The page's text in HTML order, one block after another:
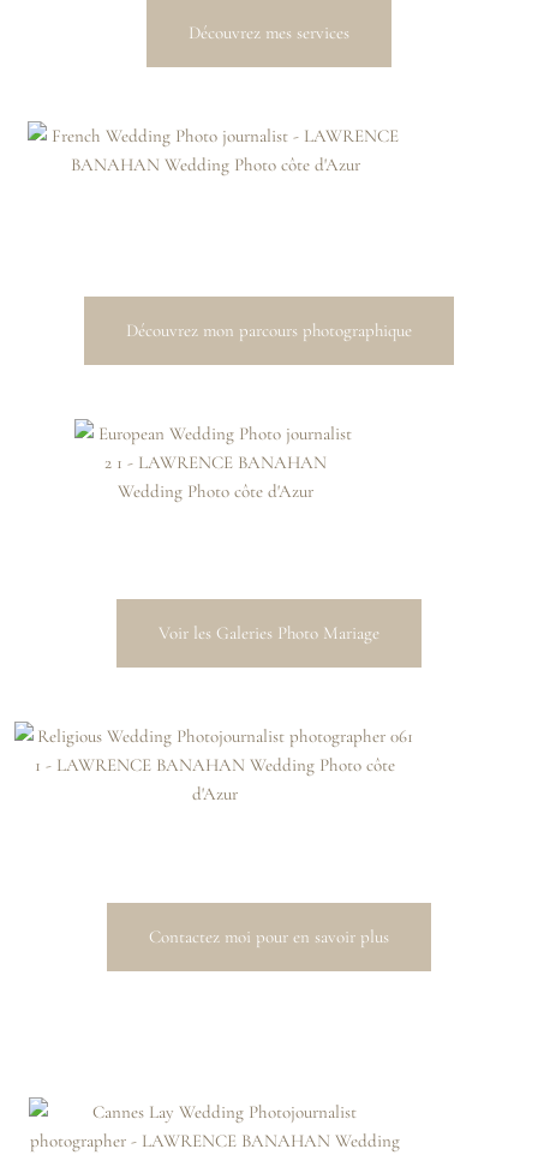
Découvrez mes services
Découvrez mon parcours photographique
Voir les Galeries Photo Mariage
Contactez moi pour en savoir plus